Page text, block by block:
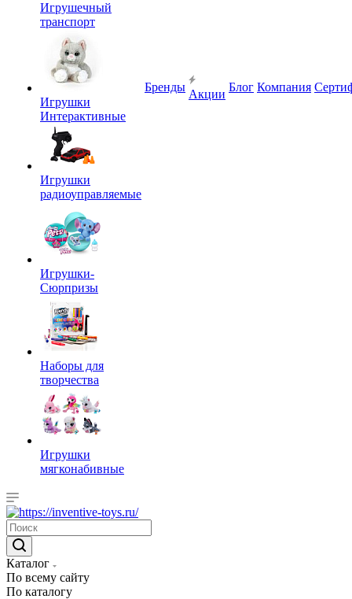
Игрушечный
транспорт
Игрушки
Интерактивные
Игрушки
радиоуправляемые
Игрушки-
Сюрпризы
Наборы для
творчества
Игрушки
мягконабивные
Бренды
Акции
Блог Компания
Каталог
По всему сайту
По каталогу